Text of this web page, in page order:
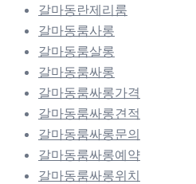
갈마동란제리룸
갈마동룸사롱
갈마동룸살롱
갈마동룸싸롱
갈마동룸싸롱가격
갈마동룸싸롱견적
갈마동룸싸롱문의
갈마동룸싸롱예약
갈마동룸싸롱위치